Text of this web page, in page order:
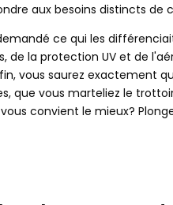
aux besoins distincts de
ce qui les
de la protection UV et de
vous saurez exactement
que vous marteliez le
convient le mieux?